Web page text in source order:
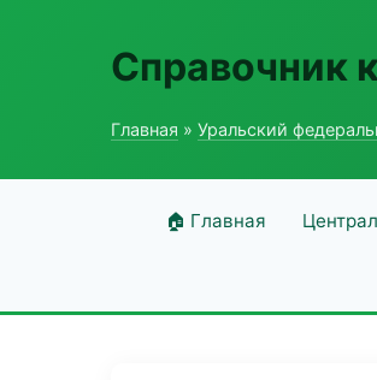
Справочник
Главная » Уральский
🏠 Главная